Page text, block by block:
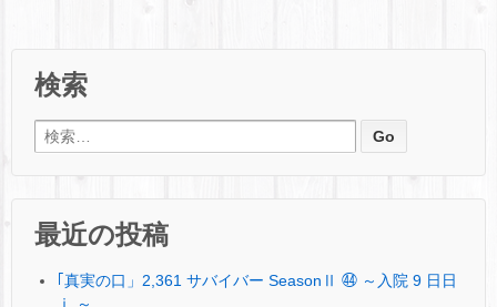
検索
検索:
最近の投稿
｢真実の口」2,361 サバイバー SeasonⅡ ㊹ ～入院 9 日日